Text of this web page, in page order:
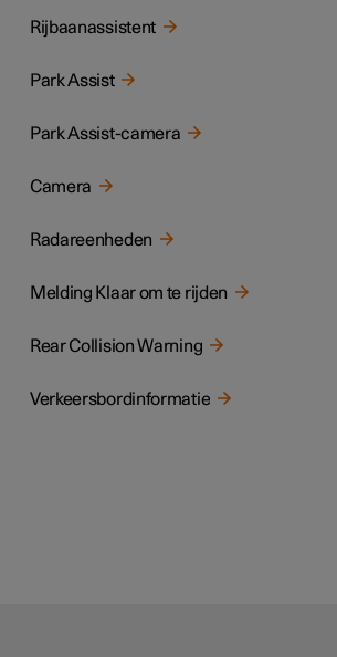
Rijbaanassistent
Park Assist
Park Assist-camera
Camera
Radareenheden
Melding Klaar om te rijden
Rear Collision Warning
Verkeersbordinformatie